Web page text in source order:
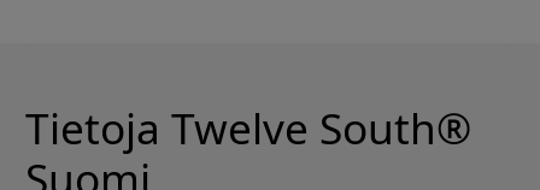
Tietoja Twelve South®
Suomi